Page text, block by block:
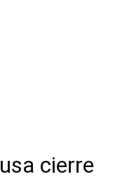
cierre